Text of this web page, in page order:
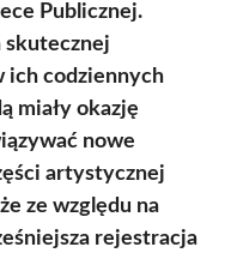
Publicznej.
skutecznej
ich codziennych
miały okazję
nowe
artystycznej
ze względu na
rejestracja